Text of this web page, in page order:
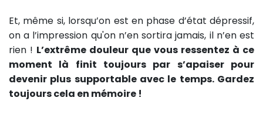
Et, même si, lorsqu’on est en phase d’état dépressif,
on a l’impression qu'on n’en sortira jamais, il n’en est
rien ! L’extrême douleur que vous ressentez à ce
moment là finit toujours par s’apaiser pour
devenir plus supportable avec le temps. Gardez
toujours cela en mémoire !